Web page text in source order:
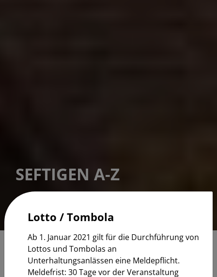
SEFTIGEN A-Z
MENÜ
Lotto / Tombola
Ab 1. Januar 2021 gilt für die Durchführung von
Lottos und Tombolas an
Unterhaltungsanlässen eine Meldepflicht.
Meldefrist: 30 Tage vor der Veranstaltung